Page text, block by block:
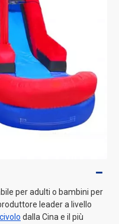
per adulti o bambini per
leader a livello
dalla Cina e il più